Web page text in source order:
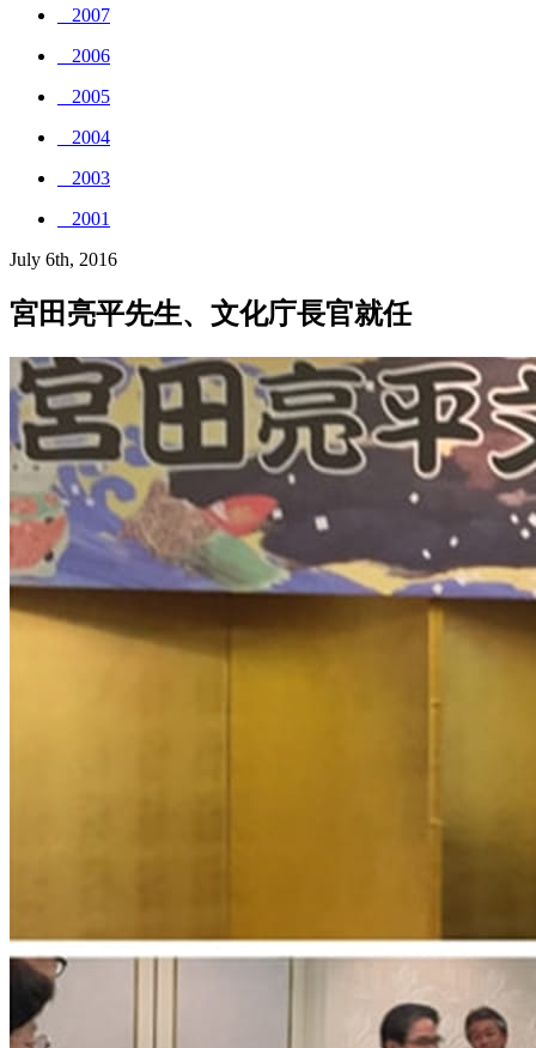
_ 2007
_ 2006
_ 2005
_ 2004
_ 2003
_ 2001
July 6th, 2016
宮田亮平先生、文化庁長官就任